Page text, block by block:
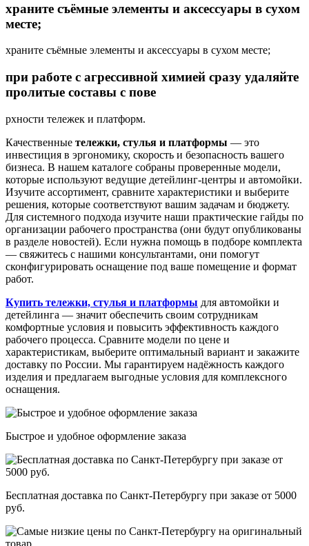
храните съёмные элементы и аксессуары в сухом
месте;
храните съёмные элементы и аксессуары в сухом месте;
при работе с агрессивной химией сразу удаляйте
пролитые составы с пове
рхности тележек и платформ.
Качественные тележки, стулья и платформы — это
инвестиция в эргономику, скорость и безопасность вашего
бизнеса. В нашем каталоге собраны проверенные модели,
которые используют ведущие детейлинг-центры и автомойки.
Изучите ассортимент, сравните характеристики и выберите
решения, которые соответствуют вашим задачам и бюджету.
Для системного подхода изучите наши практические гайды по
организации рабочего пространства (они будут опубликованы
в разделе новостей). Если нужна помощь в подборе комплекта
— свяжитесь с нашими консультантами, они помогут
сконфигурировать оснащение под ваше помещение и формат
работ.
Купить тележки, стулья и платформы для автомойки и
детейлинга — значит обеспечить своим сотрудникам
комфортные условия и повысить эффективность каждого
рабочего процесса. Сравните модели по цене и
характеристикам, выберите оптимальный вариант и закажите
доставку по России. Мы гарантируем надёжность каждого
изделия и предлагаем выгодные условия для комплексного
оснащения.
Быстрое и удобное оформление заказа
Бесплатная доставка по Санкт-Петербургу при заказе от 5000
руб.